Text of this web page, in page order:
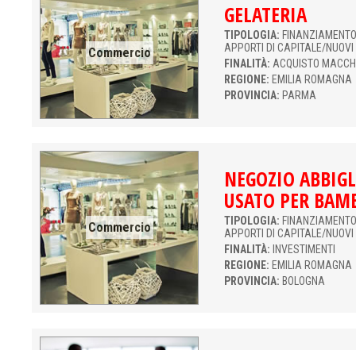
Commercio
GELATERIA
TIPOLOGIA:
APPORTI DI CAPITALE/NUOVI
FINALITÀ: ACQUISTO
REGIONE: EMILIA ROMAGNA
PROVINCIA: PARMA
Commercio
NEGOZIO
USATO PER
TIPOLOGIA:
APPORTI DI CAPITALE/NUOVI
FINALITÀ: INVESTIMENTI
REGIONE: EMILIA ROMAGNA
PROVINCIA: BOLOGNA